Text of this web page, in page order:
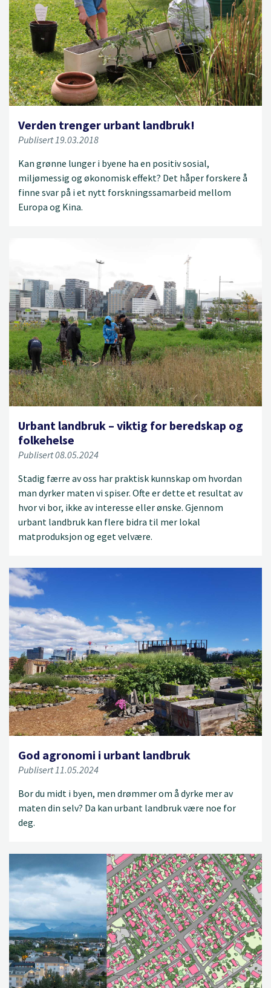
Verden trenger urbant landbruk!
Publisert 19.03.2018
Kan grønne lunger i byene ha en positiv sosial,
miljømessig og økonomisk effekt? Det håper forskere å
finne svar på i et nytt forskningssamarbeid mellom
Europa og Kina.
Urbant landbruk – viktig for beredskap og
folkehelse
Publisert 08.05.2024
Stadig færre av oss har praktisk kunnskap om hvordan
man dyrker maten vi spiser. Ofte er dette et resultat av
hvor vi bor, ikke av interesse eller ønske. Gjennom
urbant landbruk kan flere bidra til mer lokal
matproduksjon og eget velvære.
God agronomi i urbant landbruk
Publisert 11.05.2024
Bor du midt i byen, men drømmer om å dyrke mer av
maten din selv? Da kan urbant landbruk være noe for
deg.